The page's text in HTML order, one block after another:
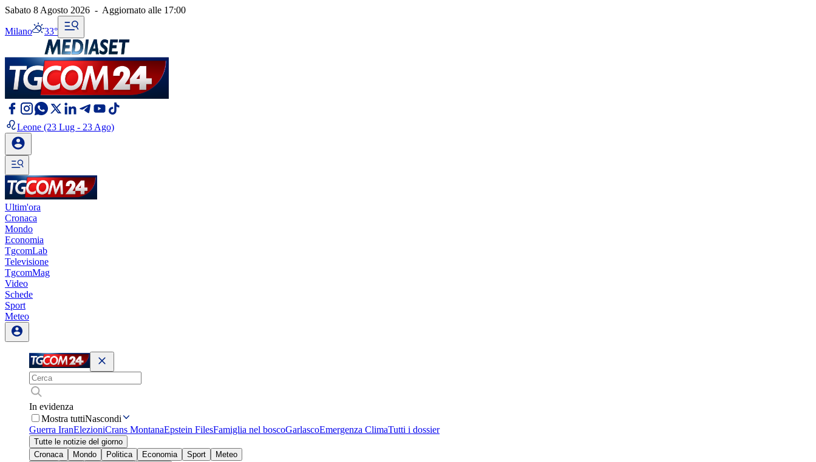
Sabato 8 Agosto 2026 - Aggiornato alle 17:00
Milano 33°
Leone (23 Lug - 23 Ago)
Ultim'ora
Cronaca
Mondo
Economia
TgcomLab
Televisione
TgcomMag
Video
Schede
Sport
Meteo
In evidenza
Mostra tuttiNascondi
Guerra IranElezioniCrans MontanaEpstein FilesFamiglia nel boscoGarlascoEmergenza ClimaTutti i dossier
Tutte le notizie del giorno
Cronaca
Mondo Politica Economia Sport
Meteo